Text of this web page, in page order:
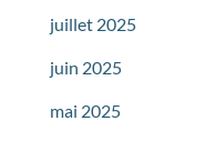
juillet 2025
juin 2025
mai 2025